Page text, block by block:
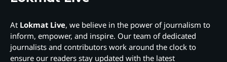
At Lokmat Live, we believe in the power of journalism to
inform, empower, and inspire. Our team of dedicated
journalists and contributors work around the clock to
ensure our readers stay updated with the latest